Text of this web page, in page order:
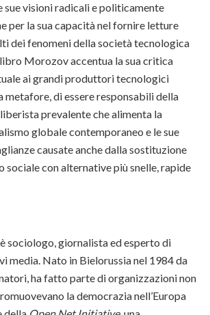
sue visioni radicali e politicamente
per la sua capacità nel fornire letture
dei fenomeni della società tecnologica
Morozov accentua la sua critica
ai grandi produttori tecnologici
metafore, di essere responsabili della
prevalente che alimenta la
globale contemporaneo e le sue
causate anche dalla sostituzione
sociale con alternative più snelle, rapide
sociologo, giornalista ed esperto di
media. Nato in Bielorussia nel 1984 da
ha fatto parte di organizzazioni non
la democrazia nell’Europa